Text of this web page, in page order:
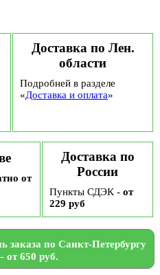
Доставка по Лен.
области
Подробней в разделе
«Доставка и оплата»
от
Доставка по
России
Пункты СДЭК - от
229 руб
заказа по Санкт-Петербургу
от 650 руб.